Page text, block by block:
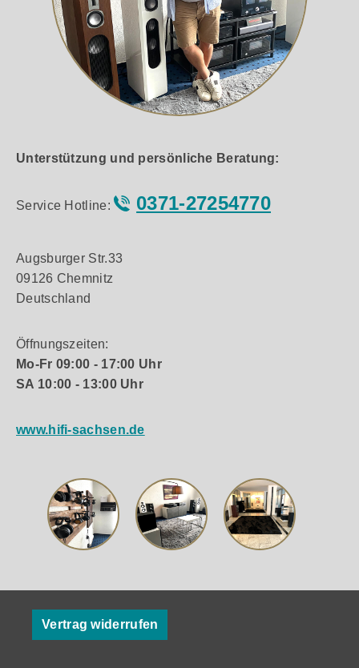
Unterstützung und persönliche Beratung:
Service Hotline: 0371-27254770
Augsburger Str.33
09126 Chemnitz
Deutschland
Öffnungszeiten:
Mo-Fr 09:00 - 17:00 Uhr
SA 10:00 - 13:00 Uhr
www.hifi-sachsen.de
Vertrag widerrufen